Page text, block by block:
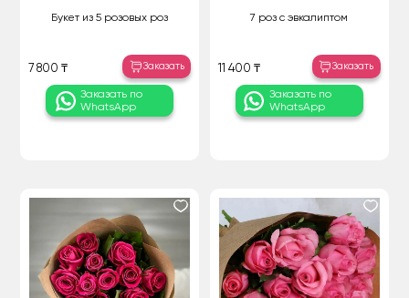
Букет из 5 розовых роз
7 800 ₸ Заказать
Заказать по
WhatsApp
7 роз с эвкалиптом
11 400 ₸ Заказать
Заказать по
WhatsApp